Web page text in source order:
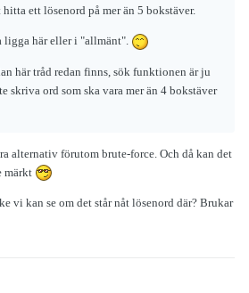
ett lösenord på mer än 5 bokstäver.
ligga här eller i "allmänt".
här tråd redan finns, sök funktionen är ju
skriva ord som ska vara mer än 4 bokstäver
alternativ förutom brute-force. Och då kan det
märkt
vi kan se om det står nåt lösenord där? Brukar